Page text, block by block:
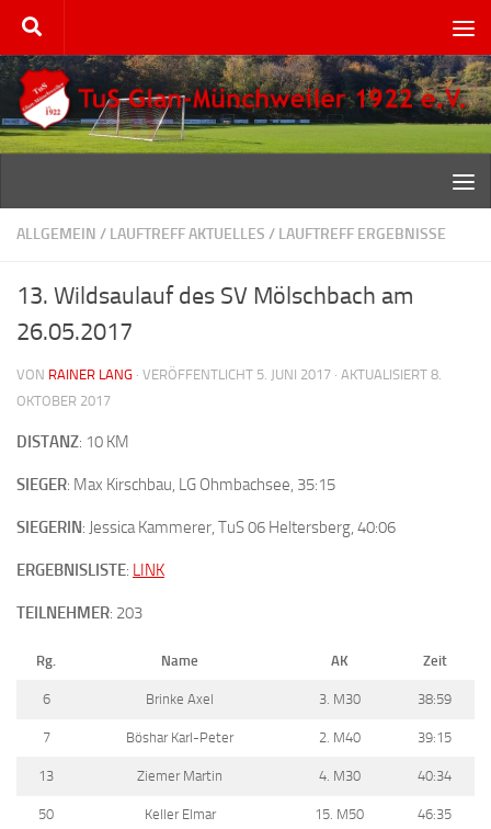
Zum Inhalt springen
ALLGEMEIN / LAUFTREFF AKTUELLES / LAUFTREFF ERGEBNISSE
13. Wildsaulauf des SV Mölschbach am
26.05.2017
VON RAINER LANG · VERÖFFENTLICHT 5. JUNI 2017 · AKTUALISIERT 8.
OKTOBER 2017
DISTANZ: 10 KM
SIEGER: Max Kirschbau, LG Ohmbachsee, 35:15
SIEGERIN: Jessica Kammerer, TuS 06 Heltersberg, 40:06
ERGEBNISLISTE: LINK
TEILNEHMER: 203
Rg. Name AK Zeit
6 Brinke Axel 3. M30 38:59
7 Böshar Karl-Peter 2. M40 39:15
13 Ziemer Martin 4. M30 40:34
50 Keller Elmar 15. M50 46:35